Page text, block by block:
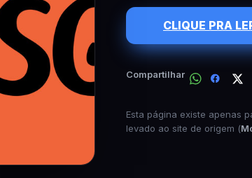
CLIQUE PRA
Compartilhar
Esta página existe apenas
levado ao site de origem (